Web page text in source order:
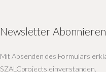
Newsletter Abonnieren
Mit Absenden des Formulars
SZALCprojects einverstanden.